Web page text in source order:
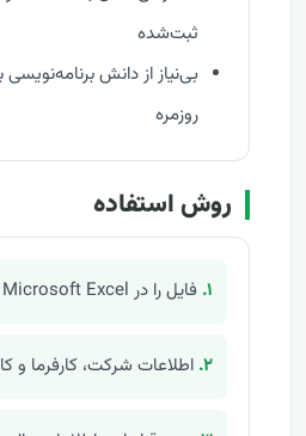
ثبت‌شده
بی‌نیاز از دانش برنامه‌نویسی
روزمره
روش استفاده
۱. فایل را در Microsoft Excel باز کنید.
۲. اطلاعات شرکت، کارفرما و